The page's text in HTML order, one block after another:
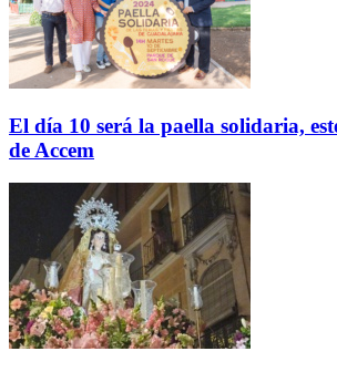
El día 10 será la paella solidaria,
de Accem